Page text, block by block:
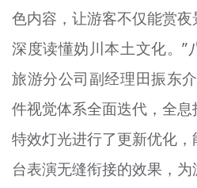
色内容，让游客不仅能赏夜
深度读懂妫川本土文化。”
旅游分公司副经理田振东
件视觉体系全面迭代，全
特效灯光进行了更新优化
台表演无缝衔接的效果，